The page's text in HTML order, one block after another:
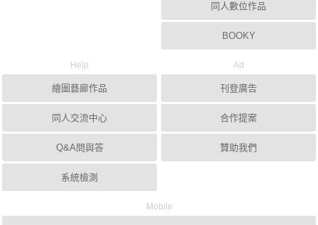
同人數位作品
BOOKY
Help
繪圖藝廊作品
同人交流中心
Q&A問與答
系統檢測
Ad
刊登廣告
合作提案
贊助我們
Mobile